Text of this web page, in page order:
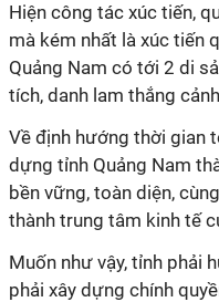
Hiện công tác xúc tiến,
mà kém nhất là xúc tiến
Quảng Nam có tới 2 di
tích, danh lam thắng
Về định hướng thời gian
dựng tỉnh Quảng Nam
bền vững, toàn diện,
thành trung tâm kinh tế
Muốn như vậy, tỉnh phải
phải xây dựng chính